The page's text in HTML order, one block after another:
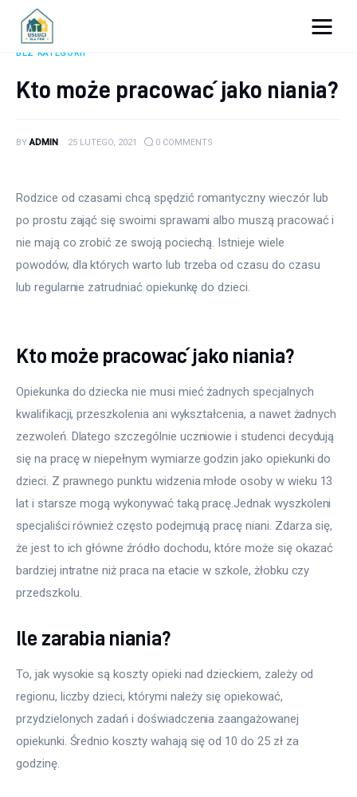
Prowadzenie firmy
Atrakcje
Prawo
BEZ KATEGORII
Kto może pracować jako niania?
BY ADMIN 25 LUTEGO, 2021 0 COMMENTS
Rodzice od czasami chcą spędzić romantyczny wieczór lub
po prostu zająć się swoimi sprawami albo muszą pracować i
nie mają co zrobić ze swoją pociechą. Istnieje wiele
powodów, dla których warto lub trzeba od czasu do czasu
lub regularnie zatrudniać opiekunkę do dzieci.
Kto może pracować jako niania?
Opiekunka do dziecka nie musi mieć żadnych specjalnych
kwalifikacji, przeszkolenia ani wykształcenia, a nawet żadnych
zezwoleń. Dlatego szczególnie uczniowie i studenci decydują
się na pracę w niepełnym wymiarze godzin jako opiekunki do
dzieci. Z prawnego punktu widzenia młode osoby w wieku 13
lat i starsze mogą wykonywać taką pracę.Jednak wyszkoleni
specjaliści również często podejmują pracę niani. Zdarza się,
że jest to ich główne źródło dochodu, które może się okazać
bardziej intratne niż praca na etacie w szkole, żłobku czy
przedszkolu.
Ile zarabia niania?
To, jak wysokie są koszty opieki nad dzieckiem, zależy od
regionu, liczby dzieci, którymi należy się opiekować,
przydzielonych zadań i doświadczenia zaangażowanej
opiekunki. Średnio koszty wahają się od 10 do 25 zł za
godzinę.